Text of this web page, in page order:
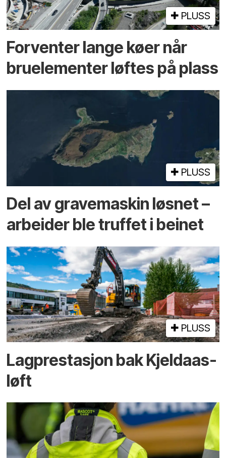
PLUSS
Forventer lange køer når
bru­elementer løftes på plass
PLUSS
Del av grave­maskin løsnet –
arbeider ble truffet i beinet
PLUSS
Lagprestasjon bak Kjeldaas-
løft